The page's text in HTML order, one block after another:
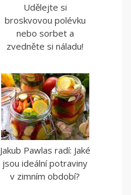
Udělejte si
broskvovou polévku
nebo sorbet a
zvedněte si náladu!
Jakub Pawlas radí: Jaké
jsou ideální potraviny
v zimním období?